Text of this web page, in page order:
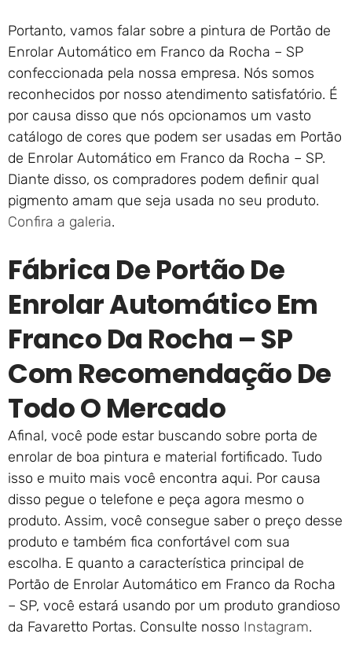
Portanto, vamos falar sobre a pintura de Portão de
Enrolar Automático em Franco da Rocha – SP
confeccionada pela nossa empresa. Nós somos
reconhecidos por nosso atendimento satisfatório. É
por causa disso que nós opcionamos um vasto
catálogo de cores que podem ser usadas em Portão
de Enrolar Automático em Franco da Rocha – SP.
Diante disso, os compradores podem definir qual
pigmento amam que seja usada no seu produto.
Confira a galeria.
Fábrica De Portão De
Enrolar Automático Em
Franco Da Rocha – SP
Com Recomendação De
Todo O Mercado
Afinal, você pode estar buscando sobre porta de
enrolar de boa pintura e material fortificado. Tudo
isso e muito mais você encontra aqui. Por causa
disso pegue o telefone e peça agora mesmo o
produto. Assim, você consegue saber o preço desse
produto e também fica confortável com sua
escolha. E quanto a característica principal de
Portão de Enrolar Automático em Franco da Rocha
– SP, você estará usando por um produto grandioso
da Favaretto Portas. Consulte nosso Instagram.